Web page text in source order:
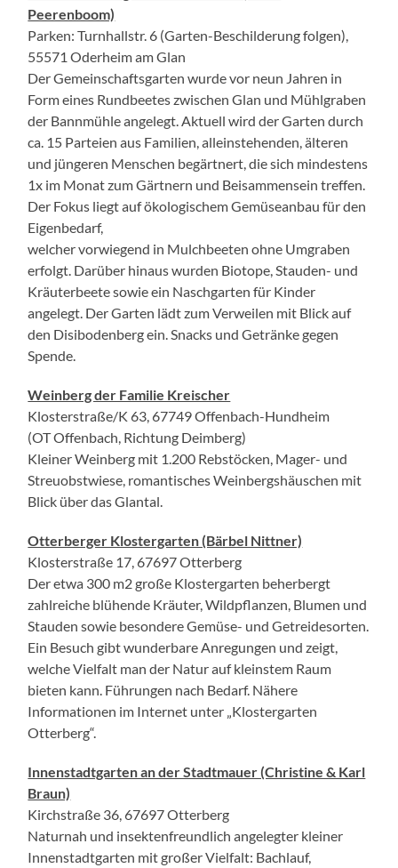
Peerenboom)
Parken: Turnhallstr. 6 (Garten-Beschilderung folgen),
55571 Oderheim am Glan
Der Gemeinschaftsgarten wurde vor neun Jahren in
Form eines Rundbeetes zwischen Glan und Mühlgraben
der Bannmühle angelegt. Aktuell wird der Garten durch
ca. 15 Parteien aus Familien, alleinstehenden, älteren
und jüngeren Menschen begärtnert, die sich mindestens
1x im Monat zum Gärtnern und Beisammensein treffen.
Der Fokus liegt auf ökologischem Gemüseanbau für den
Eigenbedarf,
welcher vorwiegend in Mulchbeeten ohne Umgraben
erfolgt. Darüber hinaus wurden Biotope, Stauden- und
Kräuterbeete sowie ein Naschgarten für Kinder
angelegt. Der Garten lädt zum Verweilen mit Blick auf
den Disibodenberg ein. Snacks und Getränke gegen
Spende.
Weinberg der Familie Kreischer
Klosterstraße/K 63, 67749 Offenbach-Hundheim
(OT Offenbach, Richtung Deimberg)
Kleiner Weinberg mit 1.200 Rebstöcken, Mager- und
Streuobstwiese, romantisches Weinbergshäuschen mit
Blick über das Glantal.
Otterberger Klostergarten (Bärbel Nittner)
Klosterstraße 17, 67697 Otterberg
Der etwa 300 m2 große Klostergarten beherbergt
zahlreiche blühende Kräuter, Wildpflanzen, Blumen und
Stauden sowie besondere Gemüse- und Getreidesorten.
Ein Besuch gibt wunderbare Anregungen und zeigt,
welche Vielfalt man der Natur auf kleinstem Raum
bieten kann. Führungen nach Bedarf. Nähere
Informationen im Internet unter „Klostergarten
Otterberg“.
Innenstadtgarten an der Stadtmauer (Christine & Karl
Braun)
Kirchstraße 36, 67697 Otterberg
Naturnah und insektenfreundlich angelegter kleiner
Innenstadtgarten mit großer Vielfalt: Bachlauf,